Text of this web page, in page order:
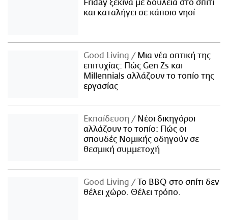
Friday ξεκινά με δουλειά στο σπίτι
και καταλήγει σε κάποιο νησί
Good Living
Μια νέα οπτική της
επιτυχίας: Πώς Gen Zs και
Millennials αλλάζουν το τοπίο της
εργασίας
Εκπαίδευση
Νέοι δικηγόροι
αλλάζουν το τοπίο: Πώς οι
σπουδές Νομικής οδηγούν σε
θεσμική συμμετοχή
Good Living
Το BBQ στο σπίτι δεν
θέλει χώρο. Θέλει τρόπο.